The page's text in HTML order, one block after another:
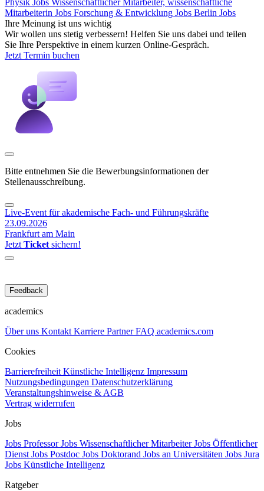
Physik Jobs Wissenschaftlicher Mitarbeiter, wissenschaftliche
Mitarbeiterin Jobs Forschung & Entwicklung Jobs Berlin Jobs
Ihre Meinung ist uns wichtig
Wir wollen uns stetig verbessern! Helfen Sie uns dabei und teilen
Sie Ihre Perspektive in einem kurzen Online-Gespräch.
Jetzt Termin buchen
Bitte entnehmen Sie die Bewerbungsinformationen der
Stellenausschreibung.
Live-Event für akademische Fach- und Führungskräfte
23.09.2026
Frankfurt am Main
JetztTicketsichern!
Feedback
academics
Über uns KontaktKarriere PartnerFAQ academics.com
Cookies
BarrierefreiheitKünstliche Intelligenz Impressum
Nutzungsbedingungen Datenschutzerklärung
Veranstaltungshinweise & AGB
Vertrag widerrufen
Jobs
Jobs ProfessorJobs Wissenschaftlicher MitarbeiterJobs Öffentlicher
DienstJobs Postdoc Jobs Doktorand Jobs an Universitäten Jobs Jura
Jobs Künstliche Intelligenz
Ratgeber